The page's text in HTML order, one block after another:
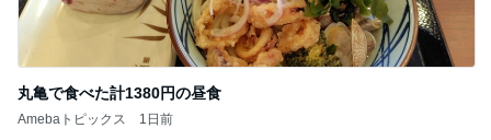
丸亀で食べた計1380円の昼食
Amebaトピックス 1日前